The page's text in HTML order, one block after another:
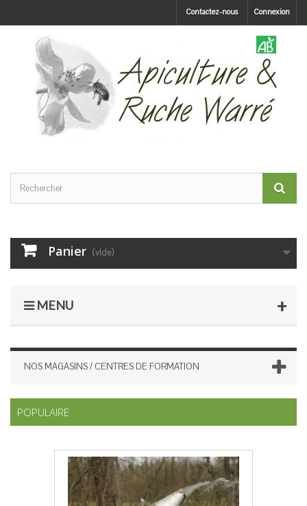
Connexion
Contactez-nous
Panier (vide)
MENU
NOS MAGASINS / CENTRES DE FORMATION
POPULAIRE